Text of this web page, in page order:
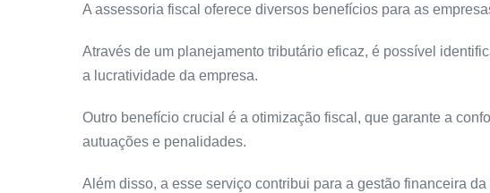
A assessoria fiscal oferece diversos benefícios para as
Através de um planejamento tributário eficaz, é possível
a lucratividade da empresa.
Outro benefício crucial é a otimização fiscal, que garante a
autuações e penalidades.
Além disso, a esse serviço contribui para a gestão financeira